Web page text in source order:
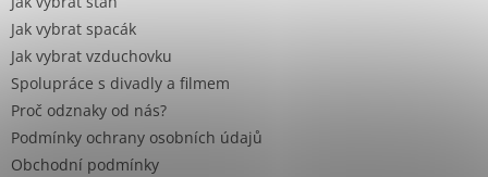
Jak vybrat spacák
Jak vybrat vzduchovku
Spolupráce s divadly a filmem
Proč odznaky od nás?
Podmínky ochrany osobních údajů
Obchodní podmínky